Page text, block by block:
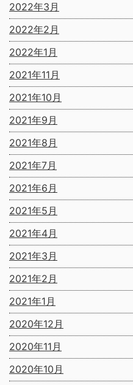
2022年3月
2022年2月
2022年1月
2021年11月
2021年10月
2021年9月
2021年8月
2021年7月
2021年6月
2021年5月
2021年4月
2021年3月
2021年2月
2021年1月
2020年12月
2020年11月
2020年10月